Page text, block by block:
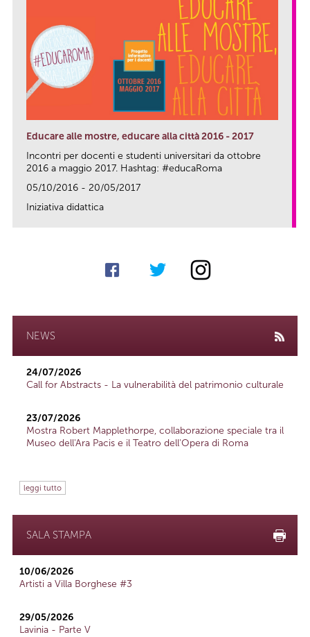
Educare alle mostre, educare alla città 2016 - 2017
Incontri per docenti e studenti universitari da ottobre
2016 a maggio 2017. Hashtag: #educaRoma
05/10/2016 - 20/05/2017
Iniziativa didattica
NEWS
24/07/2026
Call for Abstracts - La vulnerabilità del patrimonio culturale
23/07/2026
Mostra Robert Mapplethorpe, collaborazione speciale tra il
Museo dell'Ara Pacis e il Teatro dell'Opera di Roma
leggi tutto
SALA STAMPA
10/06/2026
Artisti a Villa Borghese #3
29/05/2026
Lavinia - Parte V